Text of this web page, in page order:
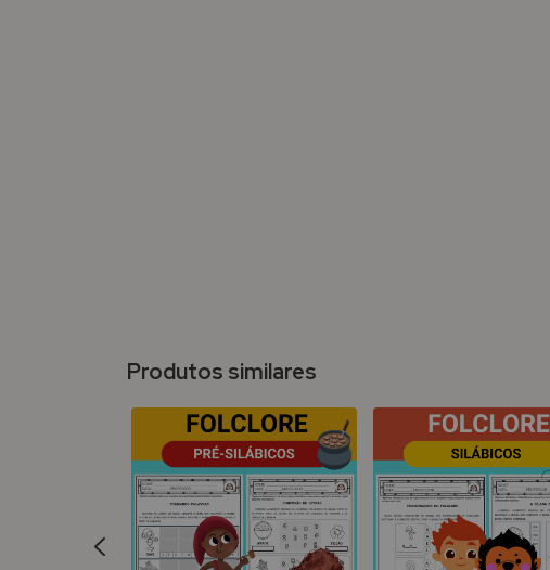
Produtos similares